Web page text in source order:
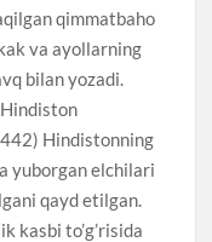
qimmatbaho
va ayollarning
bilan yozadi.
Hindistonning
yuborgan elchilari
qayd etilgan.
kasbi to’g’risida